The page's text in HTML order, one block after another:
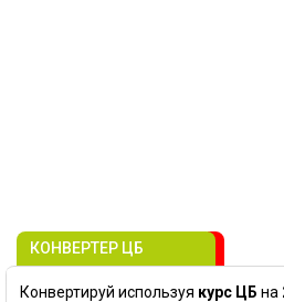
КОНВЕРТЕР ЦБ
Конвертируй используя курс ЦБ на